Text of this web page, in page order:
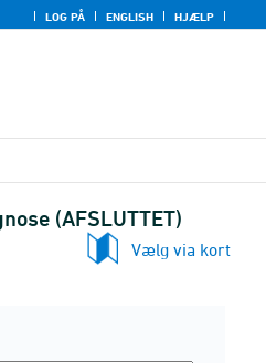
LOG PÅ ENGLISH HJÆLP
(AFSLUTTET)
Vælg via kort